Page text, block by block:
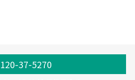
37-5270